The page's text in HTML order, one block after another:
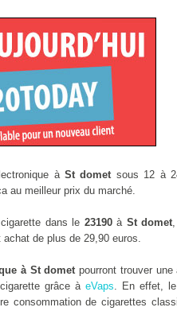
à St dometsous 12 à
au meilleur prix du marché.
dans le 23190à St domet
de plus de 29,90 euros.
à St dometpourront trouver
grâce à eVaps. En effet,
consommation de cigarettes